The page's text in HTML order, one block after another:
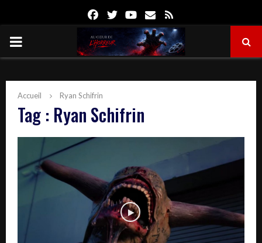
FacebookTwitterYoutube
Email
PRIMARY
Accueil Ryan Schifrin
Tag : Ryan Schifrin